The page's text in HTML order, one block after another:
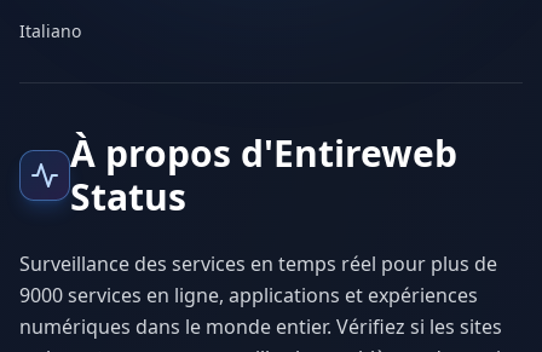
Italiano
À propos d'Entireweb
Status
Surveillance des services en temps réel pour plus de
9000 services en ligne, applications et expériences
numériques dans le monde entier. Vérifiez si les sites